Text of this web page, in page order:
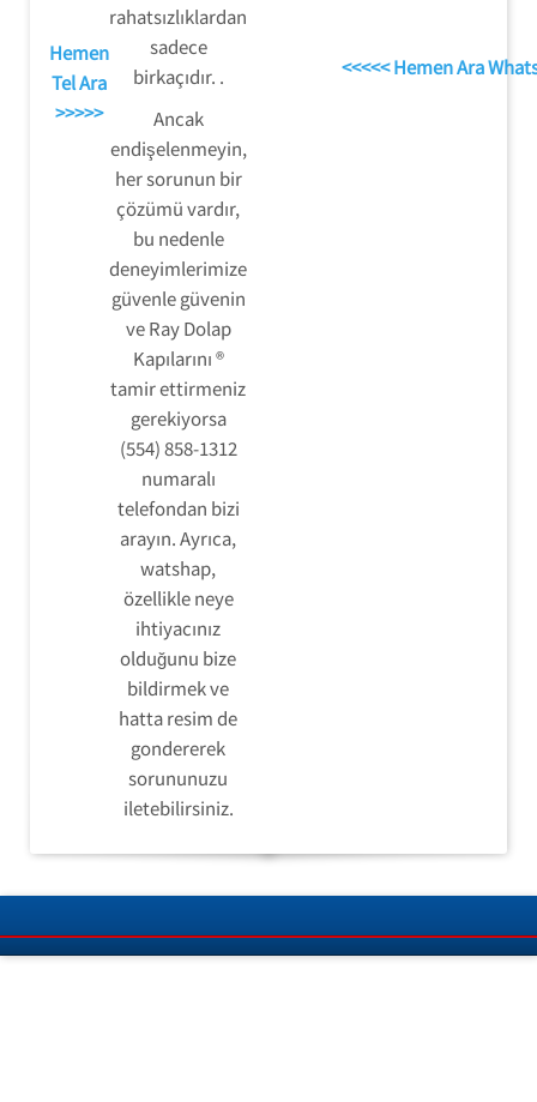
Hemen
Tel Ara
>>>>>
rahatsızlıklardan
sadece
birkaçıdır. .
Ancak
endişelenmeyin,
her sorunun bir
çözümü vardır,
bu nedenle
deneyimlerimize
güvenle güvenin
ve Ray Dolap
Kapılarını ®
tamir ettirmeniz
gerekiyorsa
(554) 858-1312
numaralı
telefondan bizi
arayın. Ayrıca,
watshap,
özellikle neye
ihtiyacınız
olduğunu bize
bildirmek ve
hatta resim de
gondererek
sorununuzu
iletebilirsiniz.
<<<<< Hemen Ara